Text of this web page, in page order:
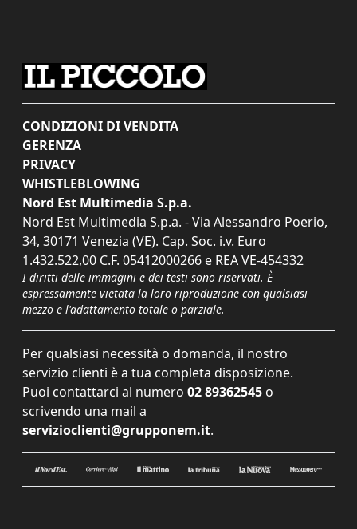
CONDIZIONI DI VENDITA
GERENZA
PRIVACY
WHISTLEBLOWING
Nord Est Multimedia S.p.a.
Nord Est Multimedia S.p.a. - Via Alessandro Poerio,
34, 30171 Venezia (VE). Cap. Soc. i.v. Euro
1.432.522,00 C.F. 05412000266 e REA VE-454332
I diritti delle immagini e dei testi sono riservati. È
espressamente vietata la loro riproduzione con qualsiasi
mezzo e l'adattamento totale o parziale.
Per qualsiasi necessità o domanda, il nostro
servizio clienti è a tua completa disposizione.
Puoi contattarci al numero 02 89362545 o
scrivendo una mail a
servizioclienti@grupponem.it.